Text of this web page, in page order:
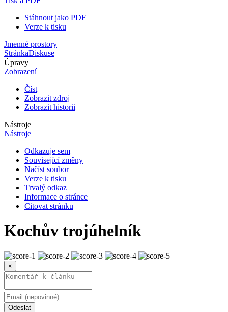
Stáhnout jako PDF
Verze k tisku
Jmenné prostory
StránkaDiskuse
Úpravy
Zobrazení
Číst
Zobrazit zdroj
Zobrazit historii
Nástroje
Nástroje
Odkazuje sem
Související změny
Načíst soubor
Verze k tisku
Trvalý odkaz
Informace o stránce
Citovat stránku
Kochův trojúhelník
×
Odeslat